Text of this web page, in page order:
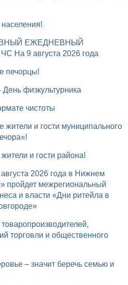
населения!
На 9 августа 2026 года
печорцы!
– День физкультурника
чистоты
и гости района!
пройдет межрегиональный
и власти «Дни ритейла в
торговли и общественного